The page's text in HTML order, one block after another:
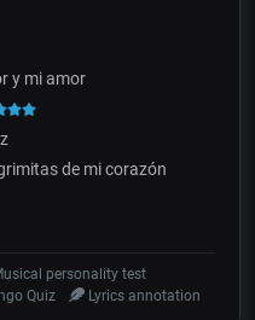
y mi amor
de mi corazón
personality test
Quiz Lyrics annotation